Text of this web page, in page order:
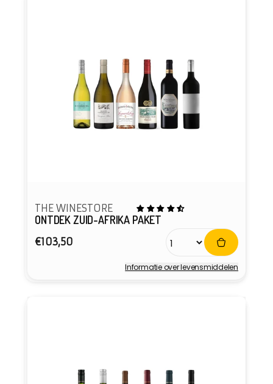
THE WINESTORE
ONTDEK ZUID-AFRIKA PAKET
Normale
€103,50
Informatie over levensmiddelen